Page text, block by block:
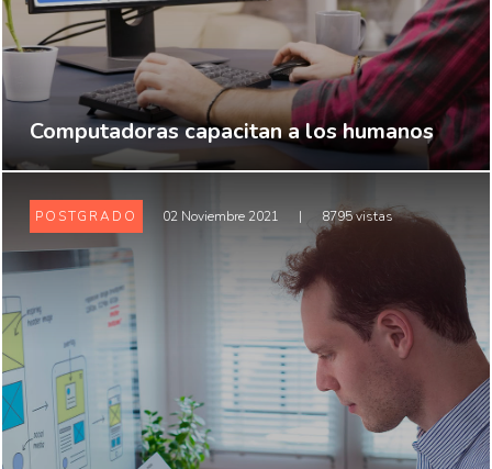
Computadoras capacitan a los humanos
POSTGRADO 02 Noviembre 2021 | 8795 vistas